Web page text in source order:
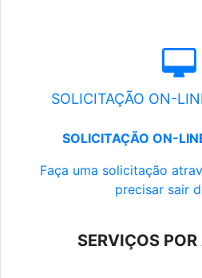
SOLICITAÇÃO ON-
SOLICITAÇÃO ON-
Faça uma solicitação
precisar sair
SERVIÇOS